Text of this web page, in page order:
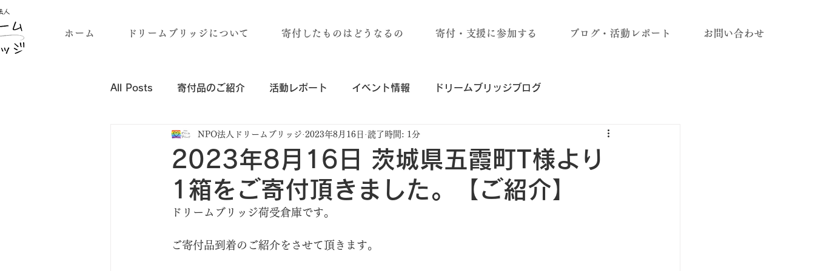
ホーム ドリームブリッジについて 寄付したものはどうなるの 寄付・支援に参加する ブログ・活動レポート お問い合わせ
All Posts 寄付品のご紹介 活動レポート イベント情報 ドリームブリッジブログ
企業・団体様の寄付品のご紹介
2023年8月16日 茨城県五霞町T様より
1箱をご寄付頂きました。【ご紹介】
NPO法人ドリームブリッジ 2023年8月16日 読了時間: 1分
ドリームブリッジ荷受倉庫です。
ご寄付品到着のご紹介をさせて頂きます。